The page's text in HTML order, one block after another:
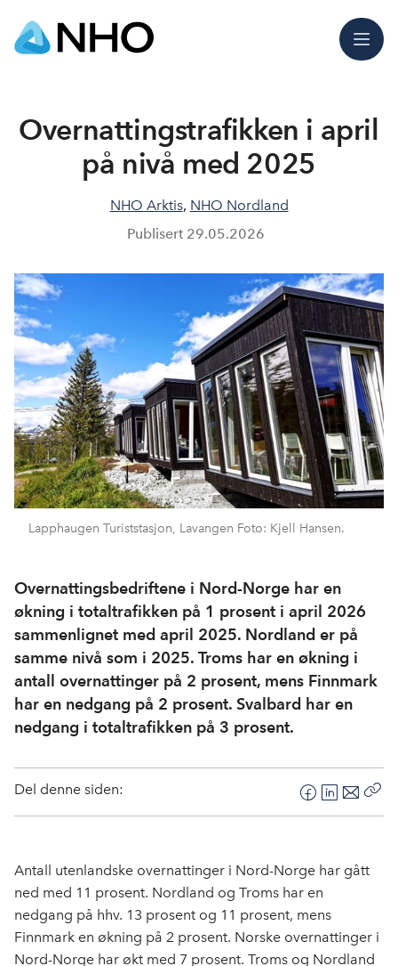
Meny
Overnattingstrafikken i april
på nivå med 2025
NHO Arktis, NHO Nordland
Publisert 29.05.2026
Lapphaugen Turiststasjon, Lavangen Foto: Kjell Hansen.
Overnattingsbedriftene i Nord-Norge har en
økning i totaltrafikken på 1 prosent i april 2026
sammenlignet med april 2025. Nordland er på
samme nivå som i 2025. Troms har en økning i
antall overnattinger på 2 prosent, mens Finnmark
har en nedgang på 2 prosent. Svalbard har en
nedgang i totaltrafikken på 3 prosent.
Del denne siden:
F
e
b
L
k
e
n
E
o
Antall utenlandske overnattinger i Nord-Norge har gått
ned med 11 prosent. Nordland og Troms har en
nedgang på hhv. 13 prosent og 11 prosent, mens
Finnmark en økning på 2 prosent. Norske overnattinger i
Nord-Norge har økt med 7 prosent. Troms og Nordland